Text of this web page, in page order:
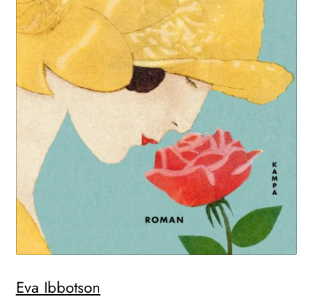
WEITERE VERLAGE
Search:
Eva Ibbotson